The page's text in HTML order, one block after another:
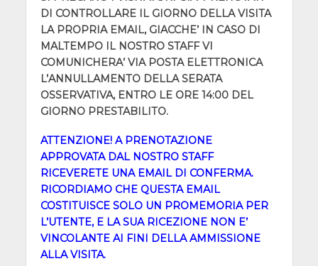
DI CONTROLLARE IL GIORNO DELLA VISITA
LA PROPRIA EMAIL, GIACCHE’ IN CASO DI
MALTEMPO IL NOSTRO STAFF VI
COMUNICHERA’ VIA POSTA ELETTRONICA
L’ANNULLAMENTO DELLA SERATA
OSSERVATIVA, ENTRO LE ORE 14:00 DEL
GIORNO PRESTABILITO.
ATTENZIONE! A PRENOTAZIONE
APPROVATA DAL NOSTRO STAFF
RICEVERETE UNA EMAIL DI CONFERMA.
RICORDIAMO CHE QUESTA EMAIL
COSTITUISCE SOLO UN PROMEMORIA PER
L’UTENTE, E LA SUA RICEZIONE NON E’
VINCOLANTE AI FINI DELLA AMMISSIONE
ALLA VISITA.